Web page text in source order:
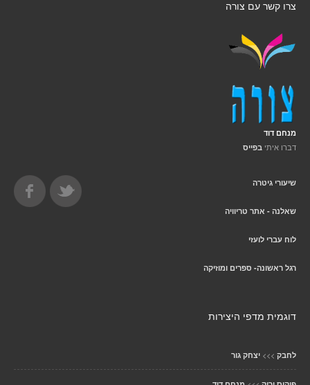
צרו קשר עם צורה
מנחם דוד
דברו איתי בפייס
שיעורי גיטרה
שאלנה - אתר טריוויה
לוח עברי לועזי
רגל ראשונה- ספרים ומוזיקה
דוגמית מדפי היצירות
לחבק >>> יצחק גור